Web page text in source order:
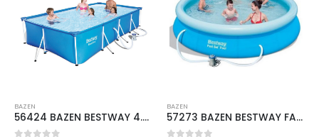
BAZEN
56424 BAZEN BESTWAY 4.00mx2.11mx81cm
BAZEN
57273 BAZEN BESTWAY FAST SET 3.66mx76 cm